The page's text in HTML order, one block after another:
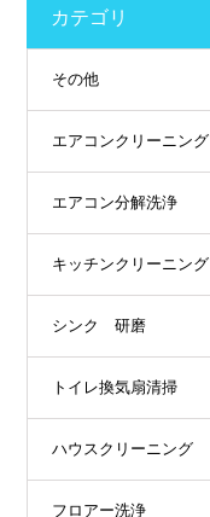
カテゴリ
その他
エアコンクリーニング
エアコン分解洗浄
キッチンクリーニング
シンク 研磨
トイレ換気扇清掃
ハウスクリーニング
フロアー洗浄